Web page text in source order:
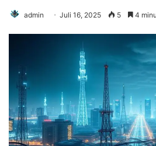
admin Juli 16, 2025 5 4